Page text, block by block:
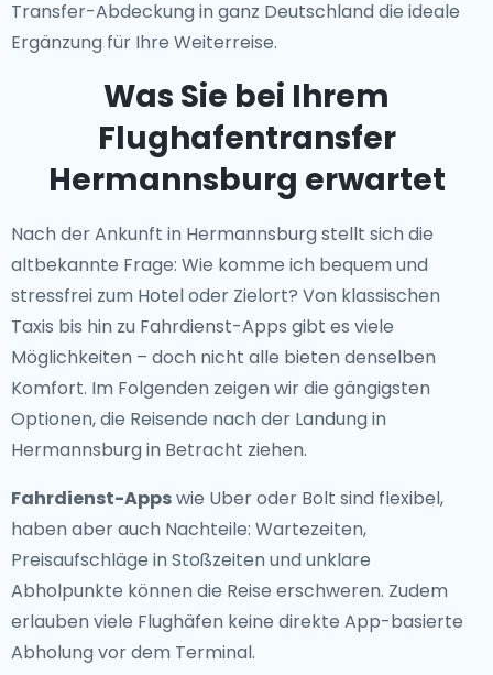
Transfer-Abdeckung in ganz Deutschland die ideale
Ergänzung für Ihre Weiterreise.
Was Sie bei Ihrem
Flughafentransfer
Hermannsburg erwartet
Nach der Ankunft in Hermannsburg stellt sich die
altbekannte Frage: Wie komme ich bequem und
stressfrei zum Hotel oder Zielort? Von klassischen
Taxis bis hin zu Fahrdienst-Apps gibt es viele
Möglichkeiten – doch nicht alle bieten denselben
Komfort. Im Folgenden zeigen wir die gängigsten
Optionen, die Reisende nach der Landung in
Hermannsburg in Betracht ziehen.
Fahrdienst-Appswie Uber oder Bolt sind flexibel,
haben aber auch Nachteile: Wartezeiten,
Preisaufschläge in Stoßzeiten und unklare
Abholpunkte können die Reise erschweren. Zudem
erlauben viele Flughäfen keine direkte App-basierte
Abholung vor dem Terminal.